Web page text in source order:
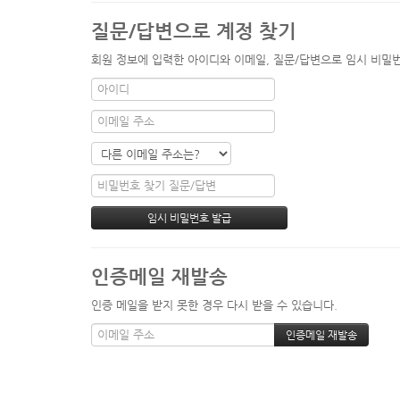
질문/답변으로 계정 찾기
회원 정보에 입력한 아이디와 이메일, 질문/답변으로 임시 비밀
인증메일 재발송
인증 메일을 받지 못한 경우 다시 받을 수 있습니다.